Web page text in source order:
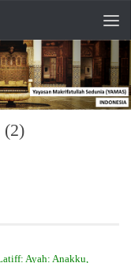
0
ELEMEN DI
Ayah: Anakku,